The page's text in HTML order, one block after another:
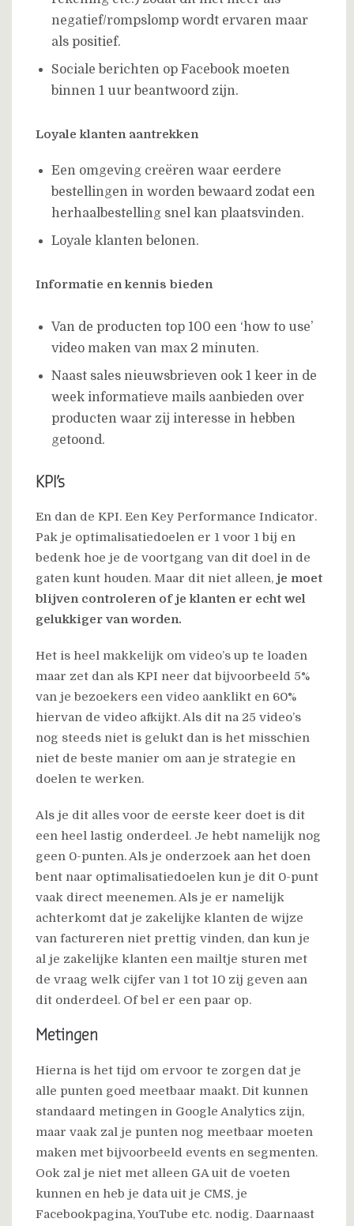
negatief/rompslomp wordt ervaren maar
als positief.
Sociale berichten op Facebook moeten
binnen 1 uur beantwoord zijn.
Loyale klanten aantrekken
Een omgeving creëren waar eerdere
bestellingen in worden bewaard zodat een
herhaalbestelling snel kan plaatsvinden.
Loyale klanten belonen.
Informatie en kennis bieden
Van de producten top 100 een ‘how to use’
video maken van max 2 minuten.
Naast sales nieuwsbrieven ook 1 keer in de
week informatieve mails aanbieden over
producten waar zij interesse in hebben
getoond.
KPI’s
En dan de KPI. Een Key Performance Indicator.
Pak je optimalisatiedoelen er 1 voor 1 bij en
bedenk hoe je de voortgang van dit doel in de
gaten kunt houden. Maar dit niet alleen, je moet
blijven controleren of je klanten er echt wel
gelukkiger van worden.
Het is heel makkelijk om video’s up te loaden
maar zet dan als KPI neer dat bijvoorbeeld 5%
van je bezoekers een video aanklikt en 60%
hiervan de video afkijkt. Als dit na 25 video’s
nog steeds niet is gelukt dan is het misschien
niet de beste manier om aan je strategie en
doelen te werken.
Als je dit alles voor de eerste keer doet is dit
een heel lastig onderdeel. Je hebt namelijk nog
geen 0-punten. Als je onderzoek aan het doen
bent naar optimalisatiedoelen kun je dit 0-punt
vaak direct meenemen. Als je er namelijk
achterkomt dat je zakelijke klanten de wijze
van factureren niet prettig vinden, dan kun je
al je zakelijke klanten een mailtje sturen met
de vraag welk cijfer van 1 tot 10 zij geven aan
dit onderdeel. Of bel er een paar op.
Metingen
Hierna is het tijd om ervoor te zorgen dat je
alle punten goed meetbaar maakt. Dit kunnen
standaard metingen in Google Analytics zijn,
maar vaak zal je punten nog meetbaar moeten
maken met bijvoorbeeld events en segmenten.
Ook zal je niet met alleen GA uit de voeten
kunnen en heb je data uit je CMS, je
Facebookpagina, YouTube etc. nodig. Daarnaast